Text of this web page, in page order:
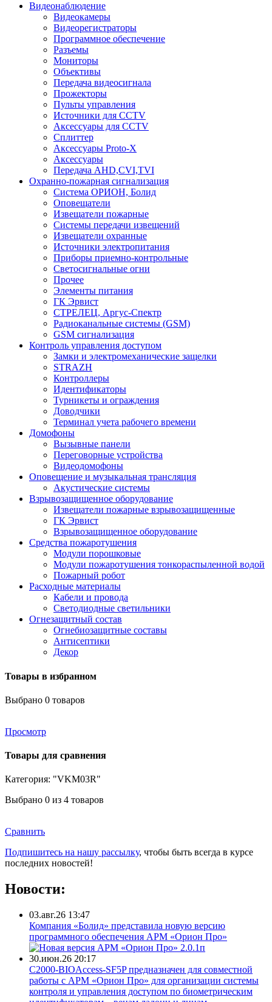
Видеонаблюдение
Видеокамеры
Видеорегистраторы
Программное обеспечение
Разъемы
Мониторы
Объективы
Передача видеосигнала
Прожекторы
Пульты управления
Источники для CCTV
Аксессуары для CCTV
Сплиттер
Аксессуары Proto-X
Аксессуары
Передача AHD,CVI,TVI
Охранно-пожарная сигнализация
Система ОРИОН, Болид
Оповещатели
Извещатели пожарные
Системы передачи извещений
Извещатели охранные
Источники электропитания
Приборы приемно-контрольные
Светосигнальные огни
Прочее
Элементы питания
ГК Эрвист
СТРЕЛЕЦ, Аргус-Спектр
Радиоканальные системы (GSM)
GSM сигнализация
Контроль управления доступом
Замки и электромеханические защелки
STRAZH
Контроллеры
Идентификаторы
Турникеты и ограждения
Доводчики
Терминал учета рабочего времени
Домофоны
Вызывные панели
Переговорные устройства
Видеодомофоны
Оповещение и музыкальная трансляция
Акустические системы
Взрывозащищенное оборудование
Извещатели пожарные взрывозащищенные
ГК Эрвист
Взрывозащищенное оборудование
Средства пожаротушения
Модули порошковые
Модули пожаротушения тонкораспыленной водой
Пожарный робот
Расходные материалы
Кабели и провода
Светодиодные светильники
Огнезащитный состав
Огнебиозащитные составы
Антисептики
Декор
Товары в избранном
Выбрано 0 товаров
Просмотр
Товары для сравнения
Категория: "VKM03R"
Выбрано 0 из 4 товаров
Сравнить
Подпишитесь на нашу рассылку, чтобы быть всегда в курсе
последних новостей!
Новости:
03.авг.26 13:47
Компания «Болид» представила новую версию
программного обеспечения АРМ «Орион Про»
30.июн.26 20:17
С2000-BIOAccess-SF5P предназначен для совместной
работы с АРМ «Орион Про» для организации системы
контроля и управления доступом по биометрическим